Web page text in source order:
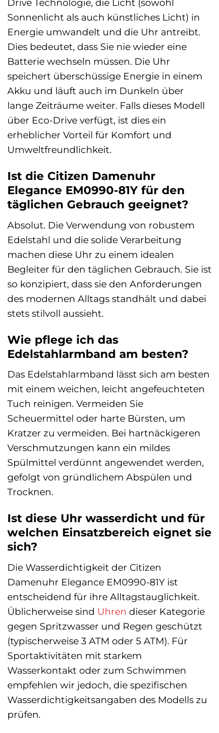
Drive Technologie, die Licht (sowohl
Sonnenlicht als auch künstliches Licht) in
Energie umwandelt und die Uhr antreibt.
Dies bedeutet, dass Sie nie wieder eine
Batterie wechseln müssen. Die Uhr
speichert überschüssige Energie in einem
Akku und läuft auch im Dunkeln über
lange Zeiträume weiter. Falls dieses Modell
über Eco-Drive verfügt, ist dies ein
erheblicher Vorteil für Komfort und
Umweltfreundlichkeit.
Ist die Citizen Damenuhr
Elegance EM0990-81Y für den
täglichen Gebrauch geeignet?
Absolut. Die Verwendung von robustem
Edelstahl und die solide Verarbeitung
machen diese Uhr zu einem idealen
Begleiter für den täglichen Gebrauch. Sie ist
so konzipiert, dass sie den Anforderungen
des modernen Alltags standhält und dabei
stets stilvoll aussieht.
Wie pflege ich das
Edelstahlarmband am besten?
Das Edelstahlarmband lässt sich am besten
mit einem weichen, leicht angefeuchteten
Tuch reinigen. Vermeiden Sie
Scheuermittel oder harte Bürsten, um
Kratzer zu vermeiden. Bei hartnäckigeren
Verschmutzungen kann ein mildes
Spülmittel verdünnt angewendet werden,
gefolgt von gründlichem Abspülen und
Trocknen.
Ist diese Uhr wasserdicht und für
welchen Einsatzbereich eignet sie
sich?
Die Wasserdichtigkeit der Citizen
Damenuhr Elegance EM0990-81Y ist
entscheidend für ihre Alltagstauglichkeit.
Üblicherweise sind Uhren dieser Kategorie
gegen Spritzwasser und Regen geschützt
(typischerweise 3 ATM oder 5 ATM). Für
Sportaktivitäten mit starkem
Wasserkontakt oder zum Schwimmen
empfehlen wir jedoch, die spezifischen
Wasserdichtigkeitsangaben des Modells zu
prüfen.